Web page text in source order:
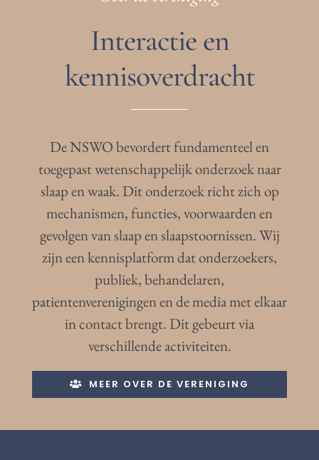
Interactie en
kennisoverdracht
De NSWO bevordert fundamenteel en
toegepast wetenschappelijk onderzoek naar
slaap en waak. Dit onderzoek richt zich op
mechanismen, functies, voorwaarden en
gevolgen van slaap en slaapstoornissen. Wij
zijn een kennisplatform dat onderzoekers,
publiek, behandelaren,
patientenverenigingen en de media met elkaar
in contact brengt. Dit gebeurt via
verschillende activiteiten.
MEER OVER DE VERENIGING